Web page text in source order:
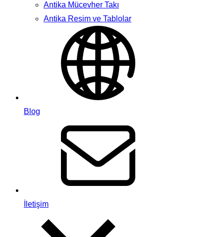
Antika Mücevher Takı
Antika Resim ve Tablolar
Blog
İletişim